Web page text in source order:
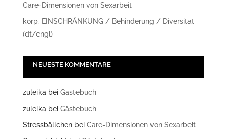
Care-Dimensionen von Sexarbeit
körp. EINSCHRÄNKUNG / Behinderung / Diversität
(dt/engl)
NEUESTE KOMMENTARE
zuleikabei Gästebuch
zuleikabei Gästebuch
Stressbällchenbei Care-Dimensionen von Sexarbeit